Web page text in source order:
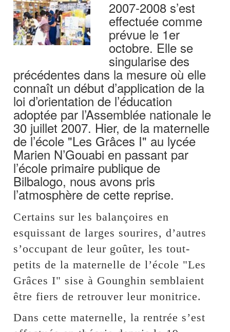
2007-2008 s’est
effectuée comme
prévue le 1er
octobre. Elle se
singularise des
précédentes dans la mesure où elle
connaît un début d’application de la
loi d’orientation de l’éducation
adoptée par l’Assemblée nationale le
30 juillet 2007. Hier, de la maternelle
de l’école "Les Grâces I" au lycée
Marien N’Gouabi en passant par
l’école primaire publique de
Bilbalogo, nous avons pris
l’atmosphère de cette reprise.
Certains sur les balançoires en
esquissant de larges sourires, d’autres
s’occupant de leur goûter, les tout-
petits de la maternelle de l’école "Les
Grâces I" sise à Gounghin semblaient
être fiers de retrouver leur monitrice.
Dans cette maternelle, la rentrée s’est